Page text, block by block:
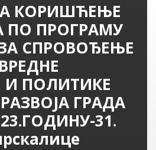
КОРИШЋЕЊЕ
ПО ПРОГРАМУ
СПРОВОЂЕЊЕ
И ПОЛИТИКЕ
ГРАДА
31.